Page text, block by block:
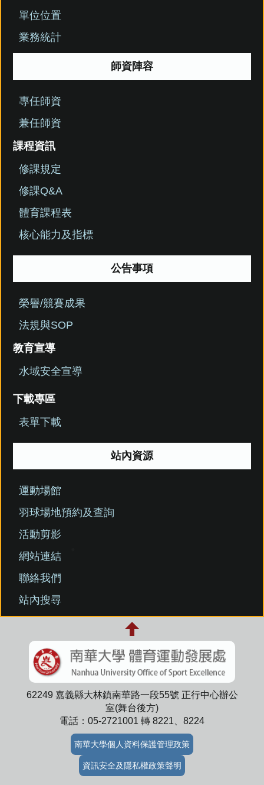
單位位置
業務統計
師資陣容
專任師資
兼任師資
課程資訊
修課規定
修課Q&A
體育課程表
核心能力及指標
公告事項
榮譽/競賽成果
法規與SOP
教育宣導
水域安全宣導
下載專區
表單下載
站內資源
運動場館
羽球場地預約及查詢
活動剪影
網站連結
聯絡我們
站內搜尋
62249 嘉義縣大林鎮南華路一段55號 正行中心辦公
室(舞台後方)
電話：05-2721001 轉 8221、8224
南華大學個人資料保護管理政策
資訊安全及隱私權政策聲明